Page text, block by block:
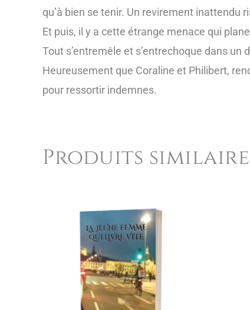
qu’à bien se tenir. Un revirement inattendu
Et puis, il y a cette étrange menace qui
Tout s’entremêle et s’entrechoque dans
Heureusement que Coraline et Philibert,
pour ressortir indemnes.
Produits